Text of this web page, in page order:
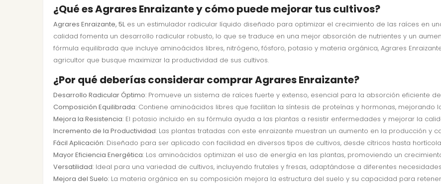
¿Qué es Agrares Enraizante y cómo puede mejorar tus cultivos?
Agrares Enraizante, 5Les un estimulador radicular líquido diseñado para optimizar el crecimiento de las raíces en
calidad fomenta un desarrollo radicular robusto, lo que se traduce en una mejor absorción de nutrientes y un
fórmula equilibrada que incluye aminoácidos libres, nitrógeno, fósforo, potasio y materia orgánica, Agrares
agricultor que busque maximizar la productividad de sus cultivos.
¿Por qué deberías considerar comprar Agrares Enraizante?
Desarrollo Radicular Óptimo: Promueve un sistema de raíces fuerte y extenso, esencial para la absorción eficiente
Composición Equilibrada: Contiene aminoácidos libres que facilitan la síntesis de proteínas y hormonas, mejorando
Mejora la Resistencia: El potasio incluido en su fórmula ayuda a las plantas a resistir enfermedades y mejorar la
Incremento de la Productividad: Las plantas tratadas con este enraizante muestran un aumento en la producción y
Fácil Aplicación: Diseñado para ser aplicado con facilidad en diversos tipos de cultivos, desde cítricos hasta
Mayor Eficiencia Energética: Los aminoácidos optimizan el uso de energía en las plantas, promoviendo un
Versatilidad: Ideal para una variedad de cultivos, incluyendo frutales y fresas, adaptándose a diferentes
Mejora del Suelo: La materia orgánica en su composición mejora la estructura del suelo y su capacidad para